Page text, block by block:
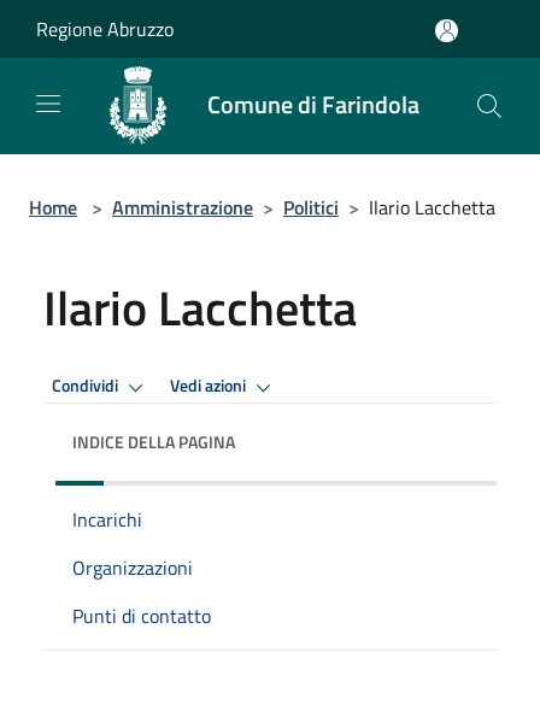
Regione Abruzzo
Comune di Farindola
Home > Amministrazione > Politici > Ilario Lacchetta
Ilario Lacchetta
Condividi Vedi azioni
INDICE DELLA PAGINA
Incarichi
Organizzazioni
Punti di contatto